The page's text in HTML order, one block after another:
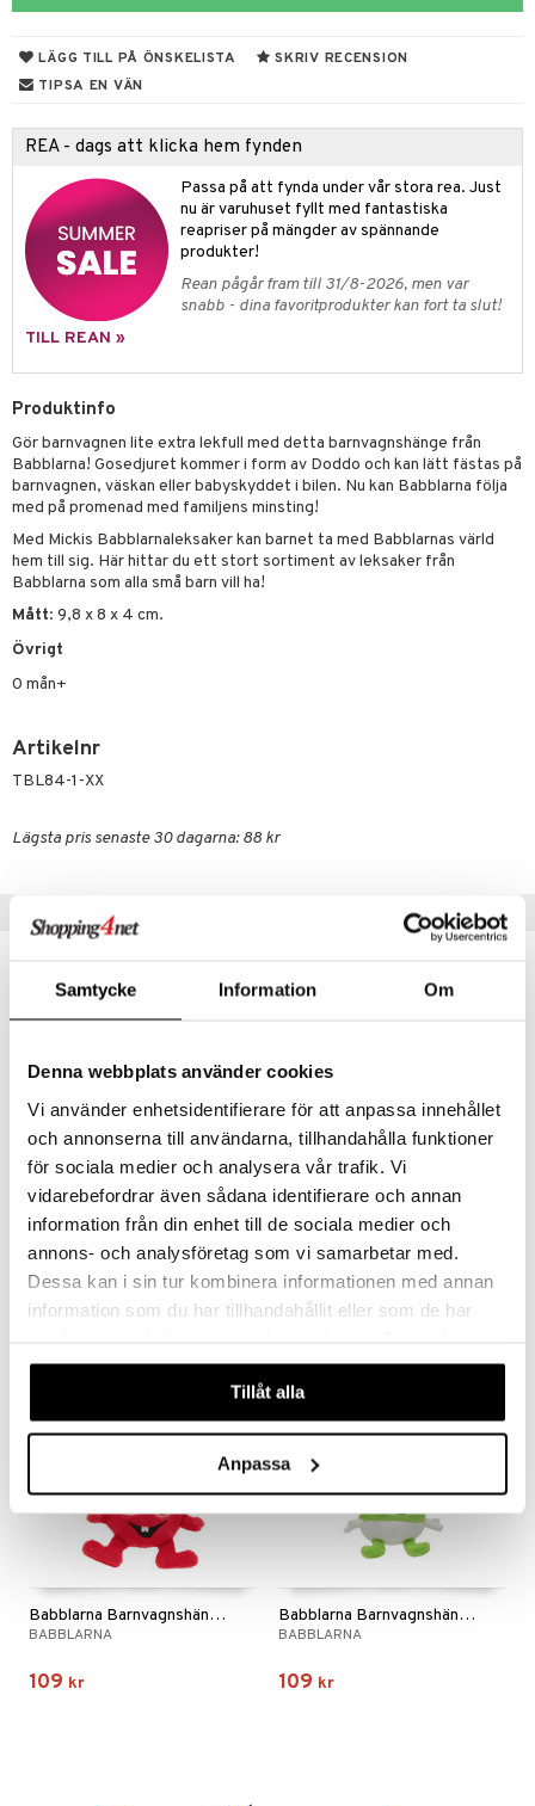
Samtycke Information Om
Denna webbplats använder cookies
Vi använder enhetsidentifierare för att anpassa innehållet
och annonserna till användarna, tillhandahålla funktioner
för sociala medier och analysera vår trafik. Vi
vidarebefordrar även sådana identifierare och annan
information från din enhet till de sociala medier och
annons- och analysföretag som vi samarbetar med.
Dessa kan i sin tur kombinera informationen med annan
information som du har tillhandahållit eller som de har
våra cookies vid fortsatt användande av vår webbplats.
Tillåt alla
Anpassa
LÄGG TILL PÅ ÖNSKELISTA
SKRIV RECENSION
TIPSA EN VÄN
REA - dags att klicka hem fynden
Passa på att fynda under vår stora rea. Just
nu är varuhuset fyllt med fantastiska
reapriser på mängder av spännande
produkter!
Rean pågår fram till 31/8-2026, men var
snabb - dina favoritprodukter kan fort ta slut!
TILL REAN »
Produktinfo
Gör barnvagnen lite extra lekfull med detta barnvagnshänge från
Babblarna! Gosedjuret kommer i form av Doddo och kan lätt fästas på
barnvagnen, väskan eller babyskyddet i bilen. Nu kan Babblarna följa
med på promenad med familjens minsting!
Med Mickis Babblarnaleksaker kan barnet ta med Babblarnas värld
hem till sig. Här hittar du ett stort sortiment av leksaker från
Babblarna som alla små barn vill ha!
Mått: 9,8 x 8 x 4 cm.
Övrigt
0 mån+
Artikelnr
TBL84-1-XX
Lägsta pris senaste 30 dagarna: 88 kr
Babblarna Barnvagnshänge Babba
BABBLARNA
109 kr
BABBLARNA
109 kr
Babblarna Barnvagnshänge Bobbo
BABBLARNA
109 kr
Babblarna Barnvagnshänge Dadda
BABBLARNA
109 kr
& Strumpor
gå vagnar
Builder
Pet Shop
- Forntidsdjur
- Hästar
Wild Life
Zhu Pets
Born
Prinsessor
Dollhouse
Friends
Barn
Love
Stockholm
Hoppetossa
Villa Villerkulla
& Gungdjur
Åberg
Prinsessor
Gris
Potter
Kitty
Patrol
& Findus
Långstrump
Bluey
City
Classic
Creator
Disney
Disney Princess
Friends
Minecraft
Ninjago
& Köksredskap
leksaker